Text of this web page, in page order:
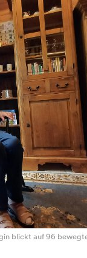
blickt auf 96